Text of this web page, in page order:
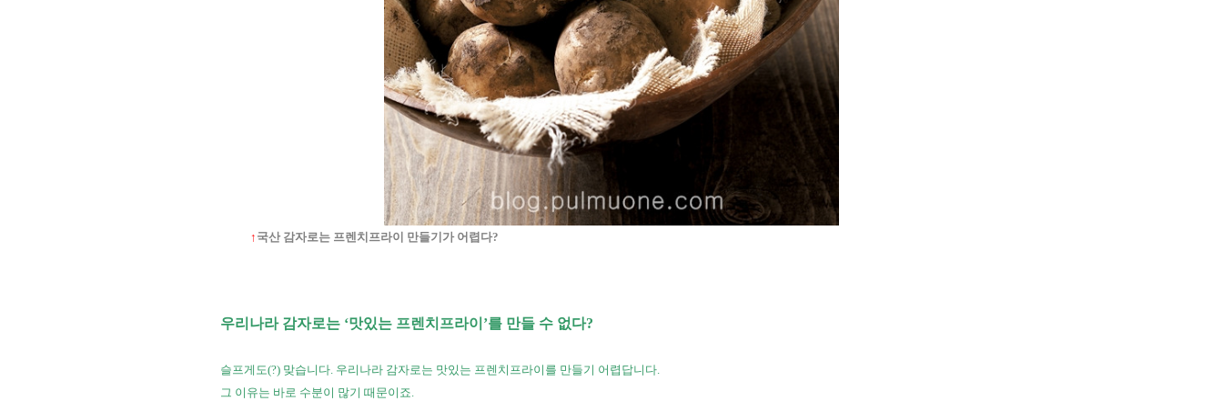
↑ 국산 감자로는 프렌치프라이 만들기가 어렵다?
우리나라 감자로는 ‘맛있는 프렌치프라이 ’를 만들 수 없다?
슬프게도(?) 맞습니다. 우리나라 감자로는 맛있는 프렌치프라이를 만들기 어렵답니다.
그 이유는 바로 수분이 많기 때문이죠.